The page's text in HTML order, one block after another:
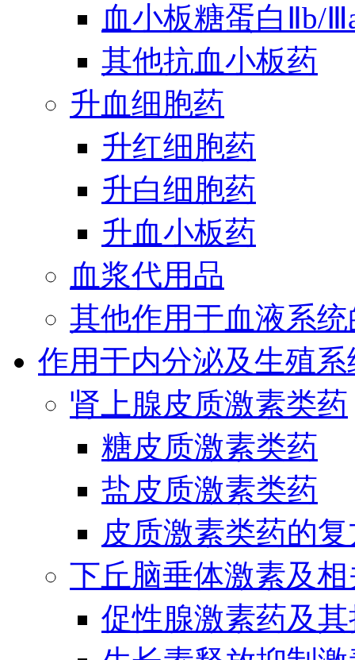
血小板糖蛋白Ⅱb/
其他抗血小板药
升血细胞药
升红细胞药
升白细胞药
升血小板药
血浆代用品
其他作用于血液系
作用于内分泌及生殖
肾上腺皮质激素类药
糖皮质激素类药
盐皮质激素类药
皮质激素类药的
下丘脑垂体激素及
促性腺激素药及